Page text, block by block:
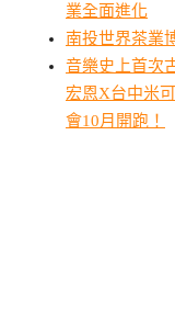
業全面進化
南投世界茶業
音樂史上首次
宏恩X台中米
會10月開跑！